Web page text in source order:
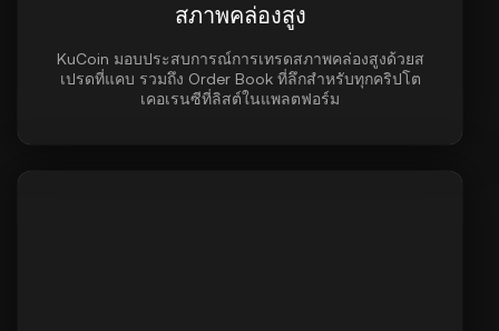
สภาพคล่องสูง
KuCoin มอบประสบการณ์การเทรดสภาพคล่องสูงด้วยส
เปรดที่แคบ รวมถึง Order Book ที่ลึกสำหรับทุกคริปโต
เคอเรนซีที่ลิสต์ในแพลตฟอร์ม